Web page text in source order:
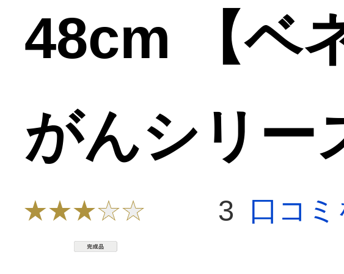
48cm 【ベ
がんシリー
3 口コ